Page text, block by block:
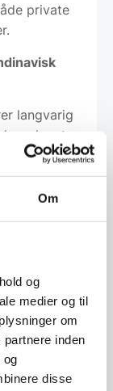
Om
og
medier og til
om
inden
og
disse
private
langvarig
mod rust,
og tåler
og det
detaljer
og
og
og praktisk